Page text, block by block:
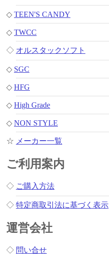
◇ TEEN'S CANDY
◇ TWCC
◇ オルスタックソフト
◇ SGC
◇ HFG
◇ High Grade
◇ NON STYLE
☆ メーカー一覧
ご利用案内
◇ ご購入方法
◇ 特定商取引法に基づく表示
運営会社
◇ 問い合せ